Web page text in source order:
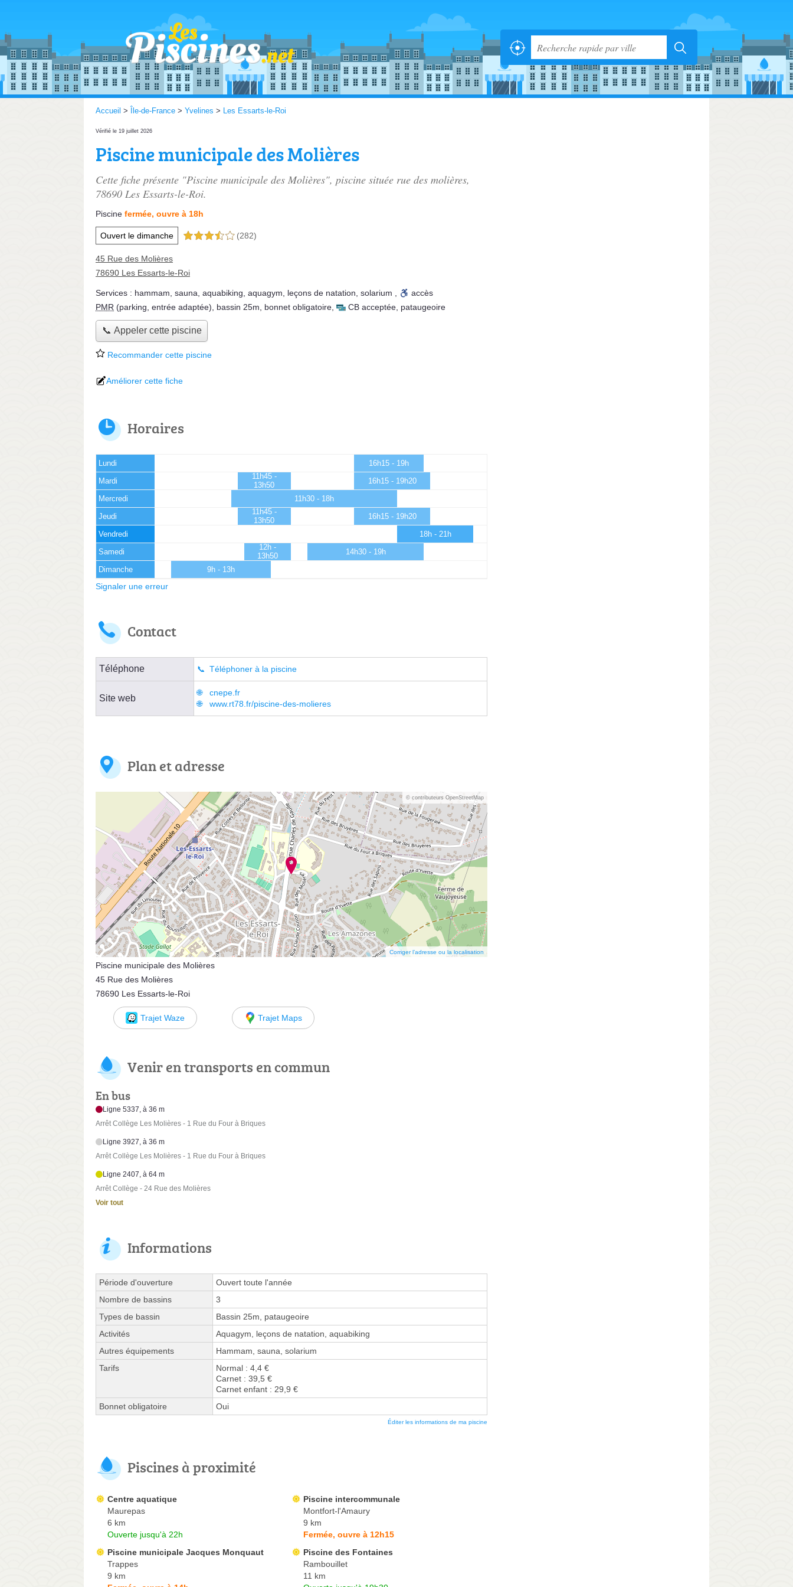
Accueil > Île-de-France > Yvelines > Les Essarts-le-Roi
Vérifié le 19 juillet 2026
Piscine municipale des Molières
Cette fiche présente "Piscine municipale des Molières", piscine située rue des molières,
78690 Les Essarts-le-Roi.
Piscine fermée, ouvre à 18h
Ouvert le dimanche 3,5 étoiles sur 5 (282)
45 Rue des Molières
78690 Les Essarts-le-Roi
Services : hammam sauna aquabiking aquagym leçons de natation solarium
accès
PMR (parking, entrée adaptée) bassin 25m bonnet obligatoire CB acceptée pataugeoire
📞 Appeler cette piscine
Recommander cette piscine
Améliorer cette fiche
Horaires
Lundi 16h15 - 19h
Mardi
11h45 -
13h50
16h15 - 19h20
Mercredi 11h30 - 18h
Jeudi
11h45 -
13h50
16h15 - 19h20
Vendredi 18h - 21h
Samedi
12h -
13h50
14h30 - 19h
Dimanche 9h - 13h
Signaler une erreur
Contact
Téléphone Téléphoner à la piscine
Site web
cnepe.fr
www.rt78.fr/piscine-des-molieres
Plan et adresse
© contributeurs OpenStreetMap
Corriger l’adresse ou la localisation
Piscine municipale des Molières
45 Rue des Molières
78690 Les Essarts-le-Roi
Trajet Waze Trajet Maps
Venir en transports en commun
En bus
Ligne 5337, à 36 m
Arrêt Collège Les Molières - 1 Rue du Four à Briques
Ligne 3927, à 36 m
Arrêt Collège Les Molières - 1 Rue du Four à Briques
Ligne 2407, à 64 m
Arrêt Collège - 24 Rue des Molières
Voir tout
Informations
Période d'ouverture
Ouvert toute l'année
Nombre de bassins
3
Types de bassin
Bassin 25m, pataugeoire
Activités
Aquagym, leçons de natation, aquabiking
Autres équipements
Hammam, sauna, solarium
Tarifs
Normal : 4,4 €
Carnet : 39,5 €
Carnet enfant : 29,9 €
Bonnet obligatoire
Oui
Éditer les informations de ma piscine
Piscines à proximité
Centre aquatique
Maurepas
6 km
Ouverte jusqu'à 22h
Piscine intercommunale
Montfort-l'Amaury
9 km
Fermée, ouvre à 12h15
Piscine municipale Jacques Monquaut
Trappes
9 km
Piscine des Fontaines
Rambouillet
11 km